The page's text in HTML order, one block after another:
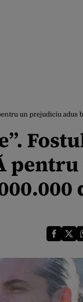
un prejudiciu adus